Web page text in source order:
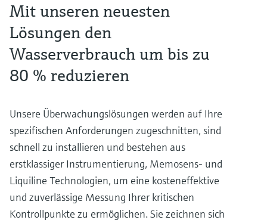
Mit unseren neuesten
Lösungen den
Wasserverbrauch um bis zu
80 % reduzieren
Unsere Überwachungslösungen werden auf Ihre
spezifischen Anforderungen zugeschnitten, sind
schnell zu installieren und bestehen aus
erstklassiger Instrumentierung, Memosens- und
Liquiline Technologien, um eine kosteneffektive
und zuverlässige Messung Ihrer kritischen
Kontrollpunkte zu ermöglichen. Sie zeichnen sich